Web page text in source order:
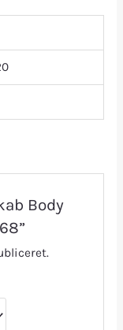
Body